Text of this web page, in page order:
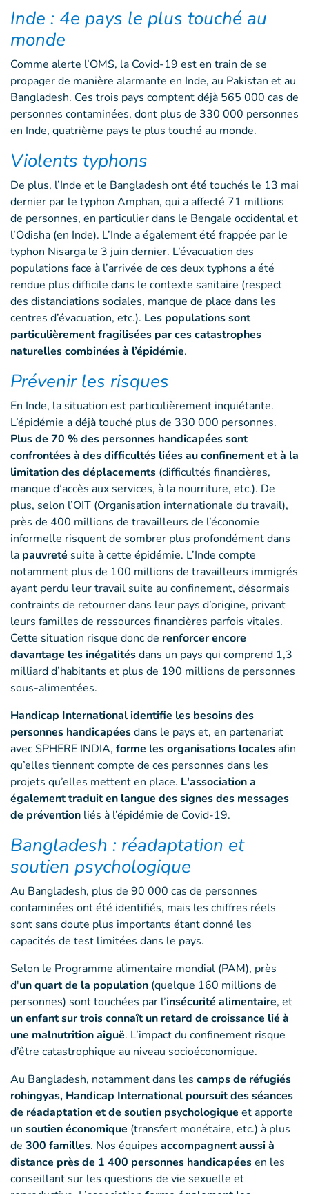
Inde : 4e pays le plus touché au
monde
Comme alerte l’OMS, la Covid-19 est en train de se
propager de manière alarmante en Inde, au Pakistan et au
Bangladesh. Ces trois pays comptent déjà 565 000 cas de
personnes contaminées, dont plus de 330 000 personnes
en Inde, quatrième pays le plus touché au monde.
Violents typhons
De plus, l’Inde et le Bangladesh ont été touchés le 13 mai
dernier par le typhon Amphan, qui a affecté 71 millions
de personnes, en particulier dans le Bengale occidental et
l’Odisha (en Inde). L’Inde a également été frappée par le
typhon Nisarga le 3 juin dernier. L’évacuation des
populations face à l’arrivée de ces deux typhons a été
rendue plus difficile dans le contexte sanitaire (respect
des distanciations sociales, manque de place dans les
centres d’évacuation, etc.). Les populations sont
particulièrement fragilisées par ces catastrophes
naturelles combinées à l’épidémie.
Prévenir les risques
En Inde, la situation est particulièrement inquiétante.
L’épidémie a déjà touché plus de 330 000 personnes.
Plus de 70 % des personnes handicapées sont
confrontées à des difficultés liées au confinement et à la
limitation des déplacements (difficultés financières,
manque d’accès aux services, à la nourriture, etc.). De
plus, selon l’OIT (Organisation internationale du travail),
près de 400 millions de travailleurs de l’économie
informelle risquent de sombrer plus profondément dans
la pauvreté suite à cette épidémie. L’Inde compte
notamment plus de 100 millions de travailleurs immigrés
ayant perdu leur travail suite au confinement, désormais
contraints de retourner dans leur pays d’origine, privant
leurs familles de ressources financières parfois vitales.
Cette situation risque donc de renforcer encore
davantage les inégalitésdans un pays qui comprend 1,3
milliard d’habitants et plus de 190 millions de personnes
sous-alimentées.
Handicap International identifie les besoins des
personnes handicapéesdans le pays et, en partenariat
avec SPHERE INDIA, forme les organisations localesafin
qu’elles tiennent compte de ces personnes dans les
projets qu’elles mettent en place. L'association a
également traduit en langue des signes des messages
de prévention liés à l’épidémie de Covid-19.
Bangladesh : réadaptation et
soutien psychologique
Au Bangladesh, plus de 90 000 cas de personnes
contaminées ont été identifiés, mais les chiffres réels
sont sans doute plus importants étant donné les
capacités de test limitées dans le pays.
Selon le Programme alimentaire mondial (PAM), près
d'un quart de la population (quelque 160 millions de
personnes) sont touchées par l’insécurité alimentaire, et
un enfant sur trois connaît un retard de croissance lié à
une malnutrition aiguë. L’impact du confinement risque
d’être catastrophique au niveau socioéconomique.
Au Bangladesh, notamment dans les camps de réfugiés
rohingyas, Handicap International poursuit des séances
de réadaptation et de soutien psychologique et apporte
un soutien économique (transfert monétaire, etc.) à plus
de 300 familles. Nos équipes accompagnent aussi à
distance près de 1 400 personnes handicapéesen les
conseillant sur les questions de vie sexuelle et